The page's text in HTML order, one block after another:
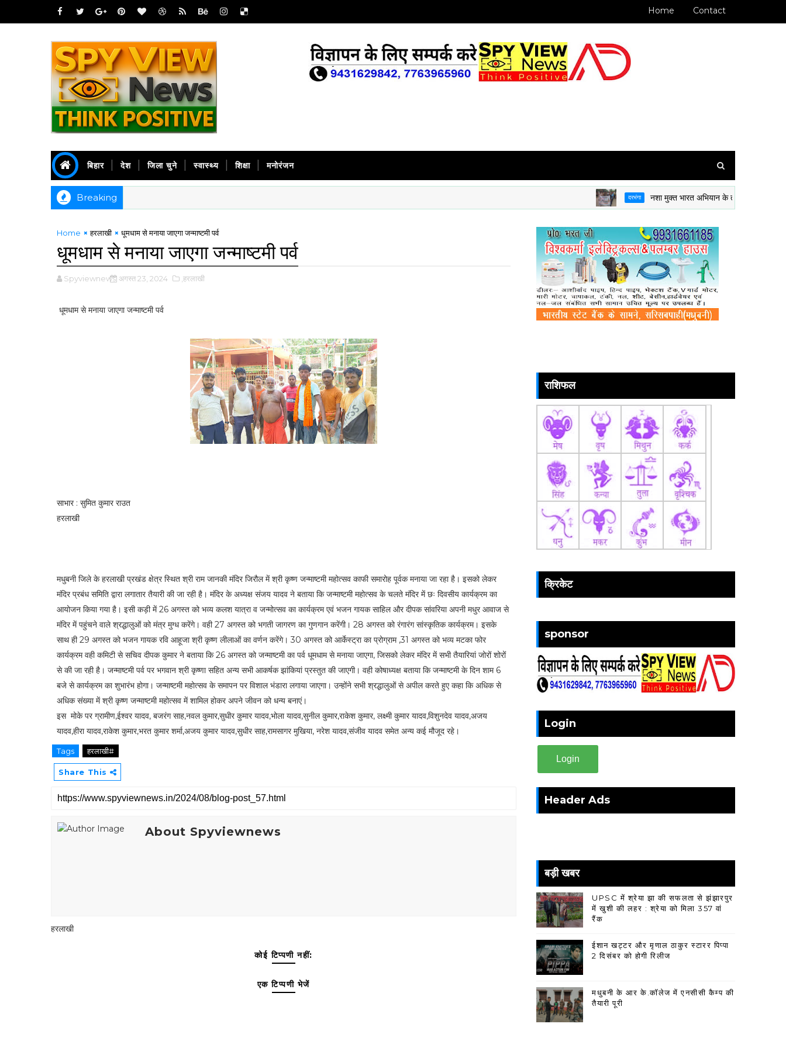
Home Contact
बिहार देश जिला चुने स्वास्थ्य शिक्षा मनोरंजन
Breaking दरभंगा नशा मुक्त भारत अभियान के तहत 8 BH BN NCC
Home हरलाखी धूमधाम से मनाया जाएगा जन्माष्टमी पर्व
धूमधाम से मनाया जाएगा जन्माष्टमी पर्व
Spyviewnews अगस्त 23, 2024 ,हरलाखी
धूमधाम से मनाया जाएगा जन्माष्टमी पर्व
साभार : सुमित कुमार राउत
हरलाखी
मधुबनी जिले के हरलाखी प्रखंड क्षेत्र स्थित श्री राम जानकी मंदिर जिरौल में श्री कृष्ण जन्माष्टमी महोत्सव काफी समारोह पूर्वक मनाया जा रहा है। इसको लेकर
मंदिर प्रबंध समिति द्वारा लगातार तैयारी की जा रही है। मंदिर के अध्यक्ष संजय यादव ने बताया कि जन्माष्टमी महोत्सव के चलते मंदिर में छः दिवसीय कार्यक्रम का
आयोजन किया गया है। इसी कड़ी में 26 अगस्त को भव्य कलश यात्रा व जन्मोत्सव का कार्यक्रम एवं भजन गायक साहिल और दीपक सांवरिया अपनी मधुर आवाज से
मंदिर में पहुंचने वाले श्रद्धालुओं को मंत्र मुग्ध करेंगे। वही 27 अगस्त को भगती जागरण का गुणगान करेंगी। 28 अगस्त को रंगारंग सांस्कृतिक कार्यक्रम। इसके
साथ ही 29 अगस्त को भजन गायक रवि आहूजा श्री कृष्ण लीलाओं का वर्णन करेंगे। 30 अगस्त को आर्केस्ट्रा का प्रोग्राम ,31 अगस्त को भव्य मटका फोर
कार्यक्रम वही कमिटी से सचिव दीपक कुमार ने बताया कि 26 अगस्त को जन्माष्टमी का पर्व धूमधाम से मनाया जाएगा, जिसको लेकर मंदिर में सभी तैयारियां जोरों शोरों
से की जा रही है। जन्माष्टमी पर्व पर भगवान श्री कृष्णा सहित अन्य सभी आकर्षक झांकियां प्रस्तुत की जाएगी। वही कोषाध्यक्ष बताया कि जन्माष्टमी के दिन शाम 6
बजे से कार्यक्रम का शुभारंभ होगा। जन्माष्टमी महोत्सव के समापन पर विशाल भंडारा लगाया जाएगा। उन्होंने सभी श्रद्धालुओं से अपील करते हुए कहा कि अधिक से
अधिक संख्या में श्री कृष्ण जन्माष्टमी महोत्सव में शामिल होकर अपने जीवन को धन्य बनाएं।
इस मोके पर ग्रामीण,ईश्वर यादव, बजरंग साह,नवल कुमार,सुधीर कुमार यादव,भोला यादव,सुनील कुमार,राकेश कुमार, लक्ष्मी कुमार यादव,विशुनदेव यादव,अजय
यादव,हीरा यादव,राकेश कुमार,भरत कुमार शर्मा,अजय कुमार यादव,सुधीर साह,रामसागर मुखिया, नरेश यादव,संजीव यादव समेत अन्य कई मौजूद रहे।
Tags हरलाखी#
Share This
About Spyviewnews
हरलाखी
कोई टिप्पणी नहीं:
एक टिप्पणी भेजें
राशिफल
क्रिकेट
sponsor
Login
Login
Header Ads
बड़ी खबर
UPSC में श्रेया झा की सफलता से झंझारपुर
में खुशी की लहर : श्रेया को मिला 357 वां
रैंक
ईशान खट्टर और मृणाल ठाकुर स्टारर पिप्पा
2 दिसंबर को होगी रिलीज
मधुबनी के आर के.कॉलेज में एनसीसी कैम्प की
तैयारी पूरी